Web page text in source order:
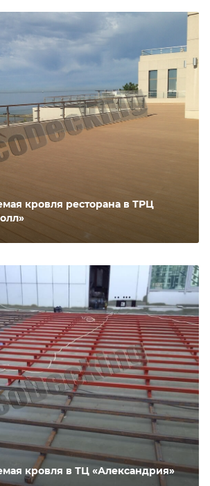
кровля ресторана в ТРЦ
кровля в ТЦ «Александрия»